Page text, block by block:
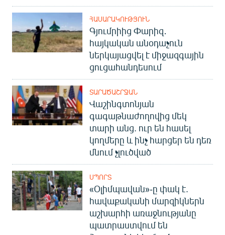
ՀԱՍԱՐԱԿՈՒԹՅՈՒՆ
Գյումրիից Փարիզ․
հայկական անօդաչուն
ներկայացվել է միջազգային
ցուցահանդեսում
ՏԱՐԱԾԱՇՐՋԱՆ
Վաշինգտոնյան
գագաթնաժողովից մեկ
տարի անց. ուր են հասել
կողմերը և ինչ հարցեր են դեռ
մնում չլուծված
ՍՊՈՐՏ
«Օլիմպավան»-ը փակ է.
հավաքականի մարզիկներն
աշխարհի առաջնությանը
պատրաստվում են